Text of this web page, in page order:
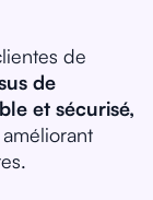
de
de
et sécurisé,